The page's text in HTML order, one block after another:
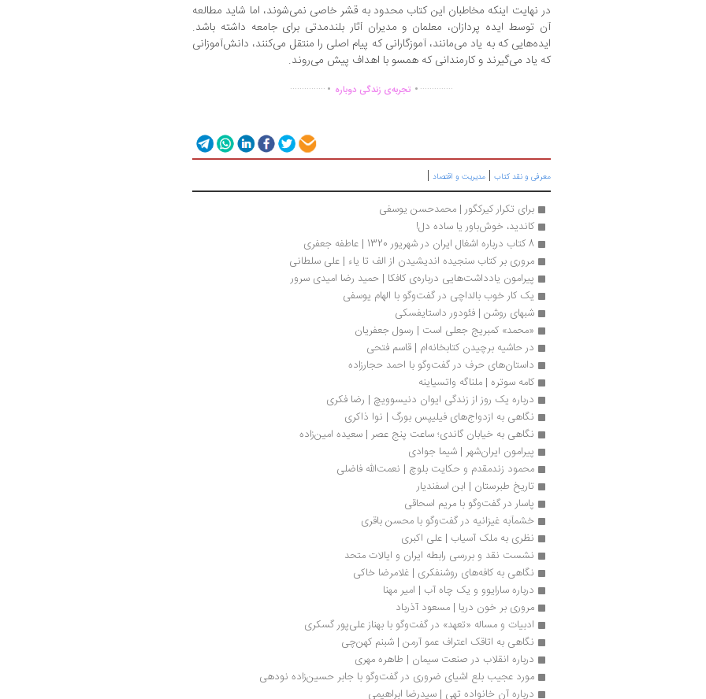
در نهایت اینکه مخاطبان این کتاب محدود به قشر خاصی نمی‌شوند، اما شاید مطالعه
آن توسط ایده پردازان، معلمان و مدیران آثار بلندمدتی برای جامعه داشته باشد.
ایده‌هایی که به یاد می‌مانند، آموزگارانی که پیام اصلی را منتقل می‌کنند، دانش‌آموزانی
که یاد می‌گیرند و کارمندانی که همسو با اهداف پیش می‌روند.
............... . تجربه‌ی زندگی دوباره . ..............
معرفی و نقد کتاب | مدیریت و اقتصاد |
برای تکرار کیرکگور | محمدحسن یوسفی
کاندید، خوش‌باور یا ساده دل!
8 کتاب درباره اشغال ایران در شهریور 1320 | عاطفه جعفری
مروری بر کتاب سنجیده ‌اندیشیدن از الف تا یاء | علی سلطانی
پیرامون یادداشت‌هایی درباره‌ی کافکا | حمید رضا امیدی سرور
یک کار خوب بالداچی در گفت‌وگو با الهام یوسفی
شبهای روشن | فئودور داستایفسکی
«محمد» کمبریج جعلی است | رسول جعفریان
در حاشیه‌ برچیدن کتابخانه‌ام | قاسم فتحی
داستان‌های حرف در گفت‌وگو با احمد حجارزاده
کامه سوتره | ملناگه واتسیاینه
درباره یک روز از زندگى ایوان دنیسوویچ | رضا فکری
نگاهی به ازدواج‌های فیلیپس بورگ | نوا ذاکری
نگاهی به خیابان گاندی؛ ساعت پنج عصر | سعیده امین‌زاده
پیرامون ایران‌شهر | شیما جوادی
محمود زندمقدم و حکایت بلوچ | نعمت‌الله فاضلی
تاریخ طبرستان | ابن اسفندیار
پاسار در گفت‌وگو با مریم اسحاقی
خشمآبه غیزانیه در گفت‌وگو با محسن باقری
نظری به ملک آسیاب | علی اکبری
نشست نقد و بررسی رابطه ایران و ایالات متحد
نگاهی به کافه‌های روشنفکری | غلامرضا خاکی
درباره سارایوو و یک چاه آب | امیر مهنا
مروری بر خون دریا | مسعود آذرباد
ادبیات و مساله «تعهد» در گفت‌وگو با بهناز علی‌پور گسکری
نگاهی به اتاقک اعتراف عمو آرمن | شبنم کهن‌چی
درباره انقلاب در صنعت سیمان | طاهره مهری
مورد عجیب بلع اشیای ضروری در گفت‌وگو با جابر حسین‌زاده نودهی
درباره آن خانواده تهی | سیدرضا ابراهیمی